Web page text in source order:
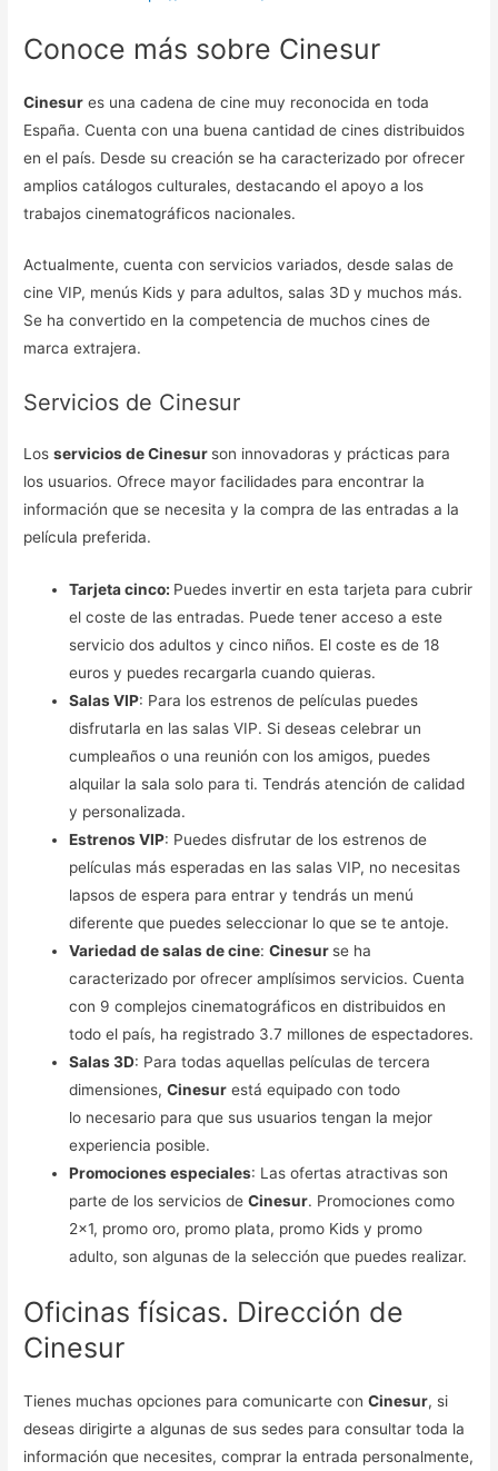
Conoce más sobre Cinesur
Cinesur es una cadena de cine muy reconocida en toda
España. Cuenta con una buena cantidad de cines distribuidos
en el país. Desde su creación se ha caracterizado por ofrecer
amplios catálogos culturales, destacando el apoyo a los
trabajos cinematográficos nacionales.
Actualmente, cuenta con servicios variados, desde salas de
cine VIP, menús Kids y para adultos, salas 3D y muchos más.
Se ha convertido en la competencia de muchos cines de
marca extrajera.
Servicios de Cinesur
Losservicios de Cinesur son innovadoras y prácticas para
los usuarios. Ofrece mayor facilidades para encontrar la
información que se necesita y la compra de las entradas a la
película preferida.
Tarjeta cinco: Puedes invertir en esta tarjeta para cubrir
el coste de las entradas. Puede tener acceso a este
servicio dos adultos y cinco niños. El coste es de 18
euros y puedes recargarla cuando quieras.
Salas VIP: Para los estrenos de películas puedes
disfrutarla en las salas VIP. Si deseas celebrar un
cumpleaños o una reunión con los amigos, puedes
alquilar la sala solo para ti. Tendrás atención de calidad
y personalizada.
Estrenos VIP: Puedes disfrutar de los estrenos de
películas más esperadas en las salas VIP, no necesitas
lapsos de espera para entrar y tendrás un menú
diferente que puedes seleccionar lo que se te antoje.
Variedad de salas de cine:Cinesur se ha
caracterizado por ofrecer amplísimos servicios. Cuenta
con 9 complejos cinematográficos en distribuidos en
todo el país, ha registrado 3.7 millones de espectadores.
Salas 3D: Para todas aquellas películas de tercera
dimensiones,Cinesur está equipado con todo
lo necesario para que sus usuarios tengan la mejor
experiencia posible.
Promociones especiales: Las ofertas atractivas son
parte de los servicios deCinesur. Promociones como
2×1, promo oro, promo plata, promo Kids y promo
adulto, son algunas de la selección que puedes realizar.
Oficinas físicas. Dirección de
Cinesur
Tienes muchas opciones para comunicarte conCinesur, si
deseas dirigirte a algunas de sus sedes para consultar toda la
información que necesites, comprar la entrada personalmente,